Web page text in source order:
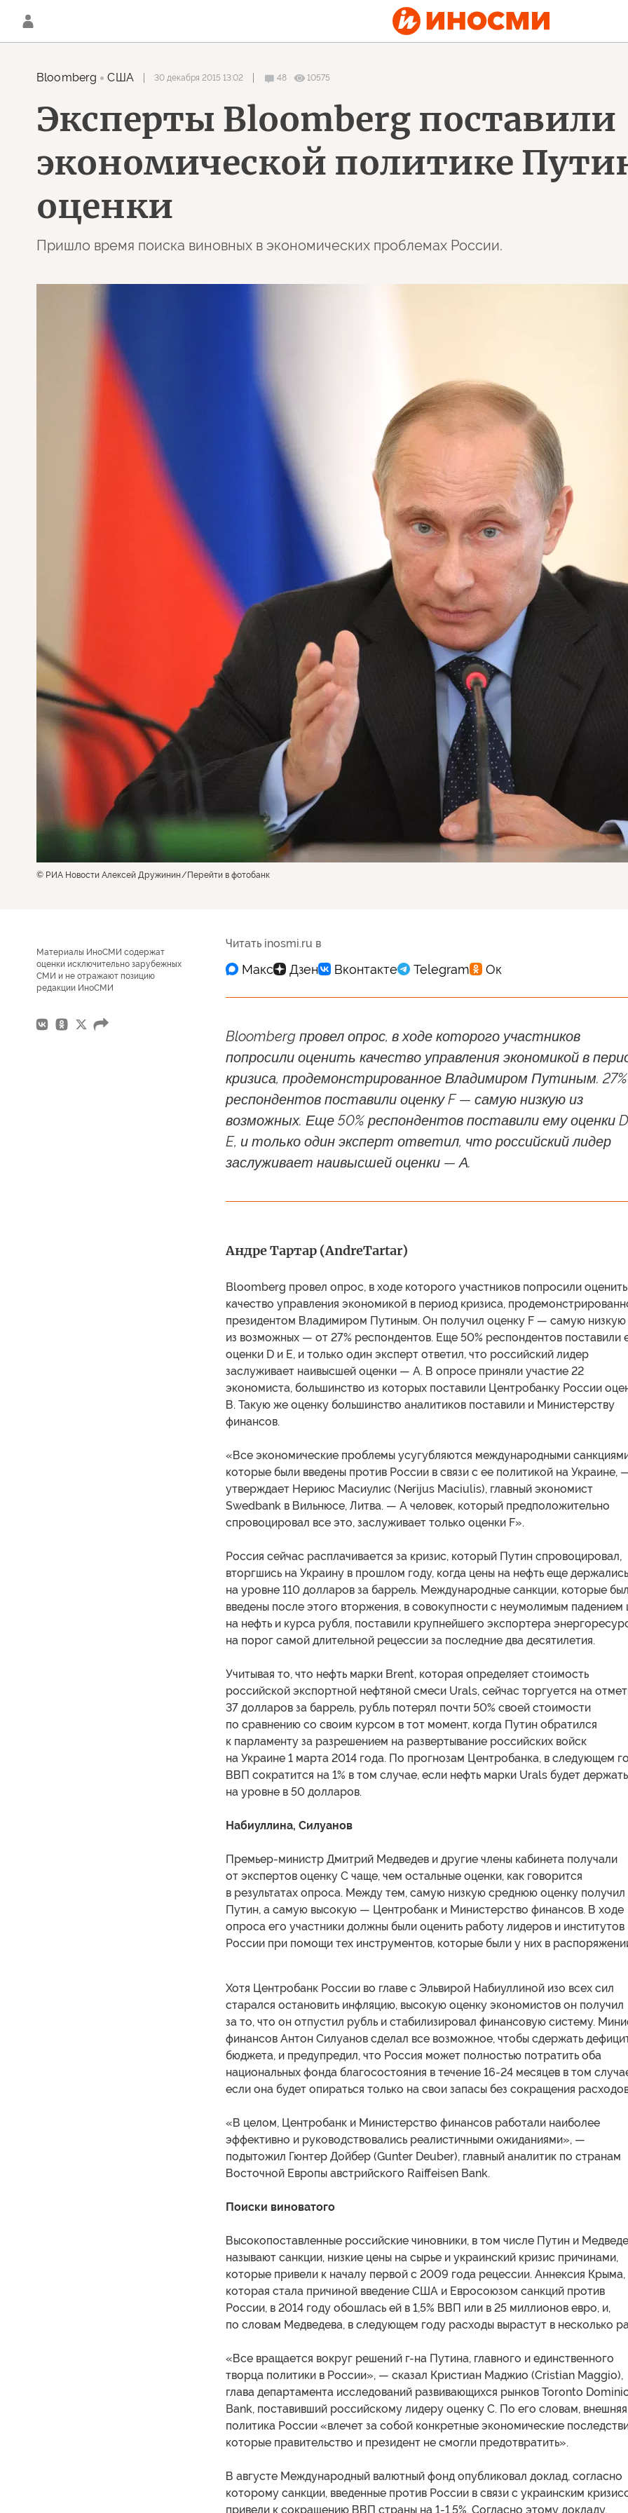
Bloomberg США 30 декабря 2015 13:02 48 10575
Эксперты Bloomberg поставили
экономической политике
оценки
Пришло время поиска виновных в экономических проблемах России.
© РИА Новости Алексей Дружинин Перейти в фотобанк
Материалы ИноСМИ содержат
оценки исключительно зарубежных
СМИ и не отражают позицию
редакции ИноСМИ
Читать inosmi.ru в
Bloomberg провел опрос, в ходе которого участников
попросили оценить качество управления экономикой в
кризиса, продемонстрированное Владимиром Путиным. 27%
респондентов поставили оценку F — самую низкую из
возможных. Еще 50% респондентов поставили ему оценки
E, и только один эксперт ответил, что российский лидер
заслуживает наивысшей оценки — А.
Андре Тартар (AndreTartar)
Bloomberg провел опрос, в ходе которого участников попросили оценить
качество управления экономикой в период кризиса,
президентом Владимиром Путиным. Он получил оценку F — самую низкую
из возможных — от 27% респондентов. Еще 50% респондентов поставили
оценки D и E, и только один эксперт ответил, что российский лидер
заслуживает наивысшей оценки — А. В опросе приняли участие 22
экономиста, большинство из которых поставили Центробанку России
В. Такую же оценку большинство аналитиков поставили и Министерству
финансов.
«Все экономические проблемы усугубляются международными
которые были введены против России в связи с ее политикой на Украине,
утверждает Нериюс Масиулис (Nerijus Maciulis), главный экономист
Swedbank в Вильнюсе, Литва. — А человек, который предположительно
спровоцировал все это, заслуживает только оценки F».
Россия сейчас расплачивается за кризис, который Путин спровоцировал,
вторгшись на Украину в прошлом году, когда цены на нефть еще держались
на уровне 110 долларов за баррель. Международные санкции, которые
введены после этого вторжения, в совокупности с неумолимым падением
на нефть и курса рубля, поставили крупнейшего экспортера
на порог самой длительной рецессии за последние два десятилетия.
Учитывая то, что нефть марки Brent, которая определяет стоимость
российской экспортной нефтяной смеси Urals, сейчас торгуется на
37 долларов за баррель, рубль потерял почти 50% своей стоимости
по сравнению со своим курсом в тот момент, когда Путин обратился
к парламенту за разрешением на развертывание российских войск
на Украине 1 марта 2014 года. По прогнозам Центробанка, в следующем
ВВП сократится на 1% в том случае, если нефть марки Urals будет
на уровне в 50 долларов.
Набиуллина, Силуанов
Премьер-министр Дмитрий Медведев и другие члены кабинета получали
от экспертов оценку С чаще, чем остальные оценки, как говорится
в результатах опроса. Между тем, самую низкую среднюю оценку получил
Путин, а самую высокую — Центробанк и Министерство финансов. В ходе
опроса его участники должны были оценить работу лидеров и институтов
России при помощи тех инструментов, которые были у них в
Хотя Центробанк России во главе с Эльвирой Набиуллиной изо всех сил
старался остановить инфляцию, высокую оценку экономистов он получил
за то, что он отпустил рубль и стабилизировал финансовую систему.
финансов Антон Силуанов сделал все возможное, чтобы сдержать
бюджета, и предупредил, что Россия может полностью потратить оба
национальных фонда благосостояния в течение 16-24 месяцев в том
если она будет опираться только на свои запасы без сокращения
«В целом, Центробанк и Министерство финансов работали наиболее
эффективно и руководствовались реалистичными ожиданиями», —
подытожил Гюнтер Дойбер (Gunter Deuber), главный аналитик по странам
Восточной Европы австрийского Raiffeisen Bank.
Поиски виноватого
Высокопоставленные российские чиновники, в том числе Путин и
называют санкции, низкие цены на сырье и украинский кризис причинами,
которые привели к началу первой с 2009 года рецессии. Аннексия Крыма,
которая стала причиной введение США и Евросоюзом санкций против
России, в 2014 году обошлась ей в 1,5% ВВП или в 25 миллионов евро, и,
по словам Медведева, в следующем году расходы вырастут в несколько
«Все вращается вокруг решений г-на Путина, главного и единственного
творца политики в России», — сказал Кристиан Маджио (Cristian Maggio),
глава департамента исследований развивающихся рынков Toronto
Bank, поставивший российскому лидеру оценку С. По его словам, внешняя
политика России «влечет за собой конкретные экономические
которые правительство и президент не смогли предотвратить».
В августе Международный валютный фонд опубликовал доклад, согласно
которому санкции, введенные против России в связи с украинским
привели к сокращению ВВП страны на 1-1,5%. Согласно этому докладу,